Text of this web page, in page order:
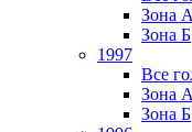
Зона А
Зона Б
1997
Все
Зона А
Зона Б